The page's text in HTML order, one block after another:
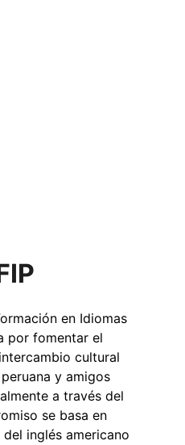
en Idiomas
por fomentar el
cultural
y amigos
a través del
se basa en
inglés americano